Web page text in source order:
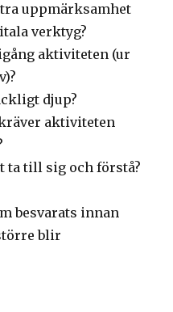
uppmärksamhet
verktyg?
aktiviteten (ur
djup?
aktiviteten
ta till sig och förstå?
besvarats innan
blir